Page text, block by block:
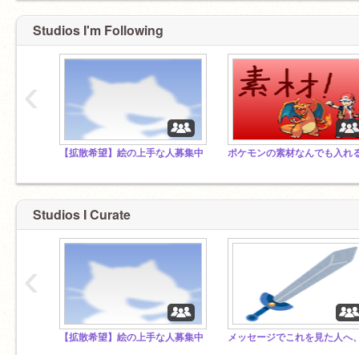
Studios I'm Following
【拡散希望】絵の上手な人募集中
‹
Studios I Curate
【拡散希望】絵の上手な人募集中
‹